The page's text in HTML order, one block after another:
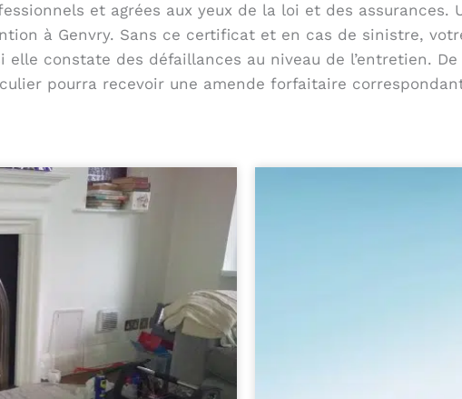
et agrées aux yeux de la loi et des
à Genvry. Sans ce certificat et en cas de sinistre,
elle constate des défaillances au niveau de l’entretien.
pourra recevoir une amende forfaitaire